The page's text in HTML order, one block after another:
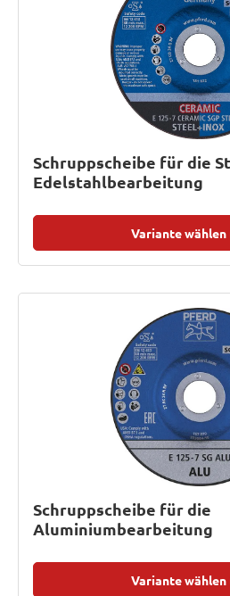
Schruppscheibe für die
Edelstahlbearbeitung
Variante wählen
Schruppscheibe für die
Aluminiumbearbeitung
Variante wählen